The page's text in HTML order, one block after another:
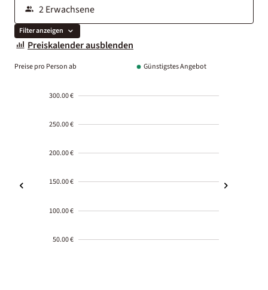
Filter anzeigen
Preiskalender ausblenden
Preise pro Person ab Günstigstes Angebot
300.00 €
250.00 €
200.00 €
150.00 €
100.00 €
50.00 €